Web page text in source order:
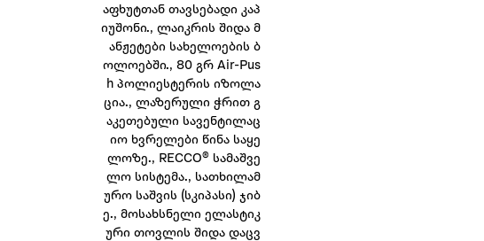
აფხუტთან თავსებადი კაპ
იუშონი., ლაიკრის შიდა მ
ანჟეტები სახელოების ბ
ოლოებში., 80 გრ Air-Pus
h პოლიესტერის იზოლა
ცია., ლაზერული ჭრით გ
აკეთებული სავენტილაც
იო ხვრელები წინა საყე
ლოზე., RECCO® სამაშვე
ლო სისტემა., სათხილამ
ურო საშვის (სკიპასი) ჯიბ
ე., მოსახსნელი ელასტიკ
ური თოვლის შიდა დაცვ